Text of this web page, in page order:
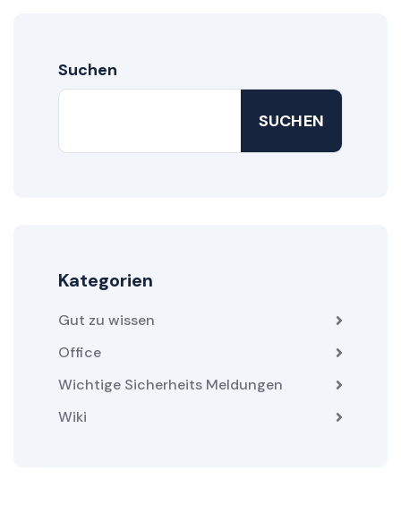
Suchen
SUCHEN
Kategorien
Gut zu wissen
Office
Wichtige Sicherheits Meldungen
Wiki